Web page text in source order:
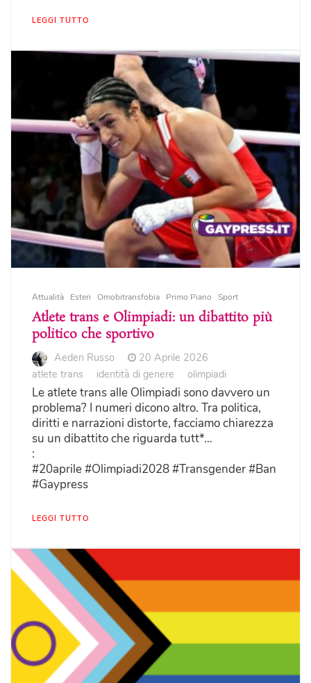
LEGGI TUTTO
Attualità Esteri Omobitransfobia Primo Piano Sport
Atlete trans e Olimpiadi: un dibattito più
politico che sportivo
Aeden Russo
20 Aprile 2026
atlete trans
identità di genere olimpiadi
Le atlete trans alle Olimpiadi sono davvero un
problema? I numeri dicono altro. Tra politica,
diritti e narrazioni distorte, facciamo chiarezza
su un dibattito che riguarda tutt*…
:
#20aprile #Olimpiadi2028 #Transgender #Ban
#Gaypress
LEGGI TUTTO